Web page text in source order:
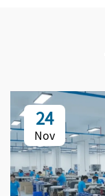
24
Nov